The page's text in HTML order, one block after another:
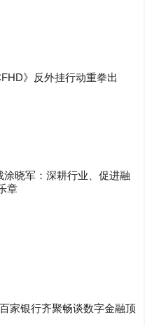
》反外挂行动重拳出
晓军：深耕行业、促进融
章
家银行齐聚畅谈数字金融顶